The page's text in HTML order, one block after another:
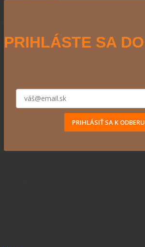
PRIHLÁSTE SA DO
PRIHLÁSIŤ SA K ODBERU